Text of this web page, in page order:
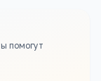
помогут